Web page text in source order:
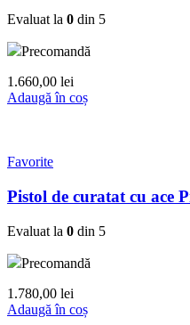
Evaluat la 0 din 5
Precomandă
1.660,00 lei
Adaugă în coș
Favorite
Pistol de curatat cu ace
Evaluat la 0 din 5
Precomandă
1.780,00 lei
Adaugă în coș